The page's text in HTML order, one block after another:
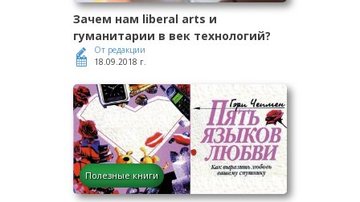
Зачем нам liberal arts и
гуманитарии в век технологий?
От редакции
18.09.2018 г.
Полезные книги